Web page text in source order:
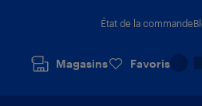
État de la commande
Magasins Favoris